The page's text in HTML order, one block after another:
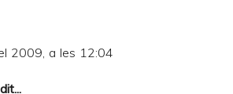
2009, a les 12:04